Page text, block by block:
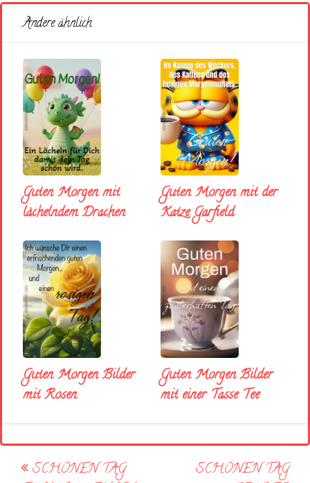
Andere ähnlich
Guten Morgen mit
lächelndem Drachen
Guten Morgen mit der
Katze Garfield
Guten Morgen Bilder
mit Rosen
Guten Morgen Bilder
mit einer Tasse Tee
Post
SCHÖNEN TAG
SCHÖNEN TAG